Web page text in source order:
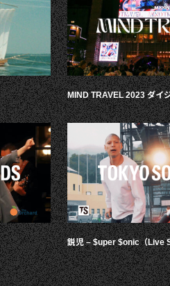
MIND TRAVEL 2023 ダイ
鋭児 – $uper $onic（Live